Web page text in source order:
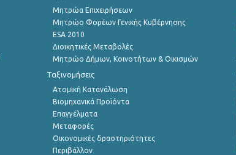
Μητρώα Επιχειρήσεων
Μητρώο Φορέων Γενικής Κυβέρνησης
ESA 2010
Διοικητικές Μεταβολές
Μητρώο Δήμων, Κοινοτήτων & Οικισμών
Ταξινομήσεις
Ατομική Κατανάλωση
Βιομηχανικά Προϊόντα
Επαγγέλματα
Μεταφορές
Οικονομικές δραστηριότητες
Περιβάλλον